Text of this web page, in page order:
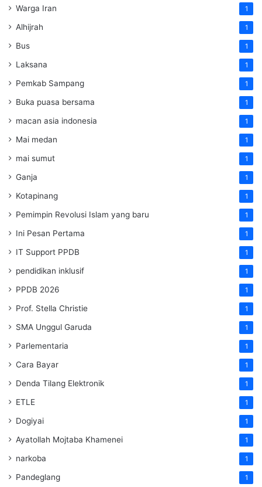
Warga Iran 1
Alhijrah 1
Bus 1
Laksana 1
Pemkab Sampang 1
Buka puasa bersama 1
macan asia indonesia 1
Mai medan 1
mai sumut 1
Ganja 1
Kotapinang 1
Pemimpin Revolusi Islam yang baru 1
Ini Pesan Pertama 1
IT Support PPDB 1
pendidikan inklusif 1
PPDB 2026 1
Prof. Stella Christie 1
SMA Unggul Garuda 1
Parlementaria 1
Cara Bayar 1
Denda Tilang Elektronik 1
ETLE 1
Dogiyai 1
Ayatollah Mojtaba Khamenei 1
narkoba 1
Pandeglang 1